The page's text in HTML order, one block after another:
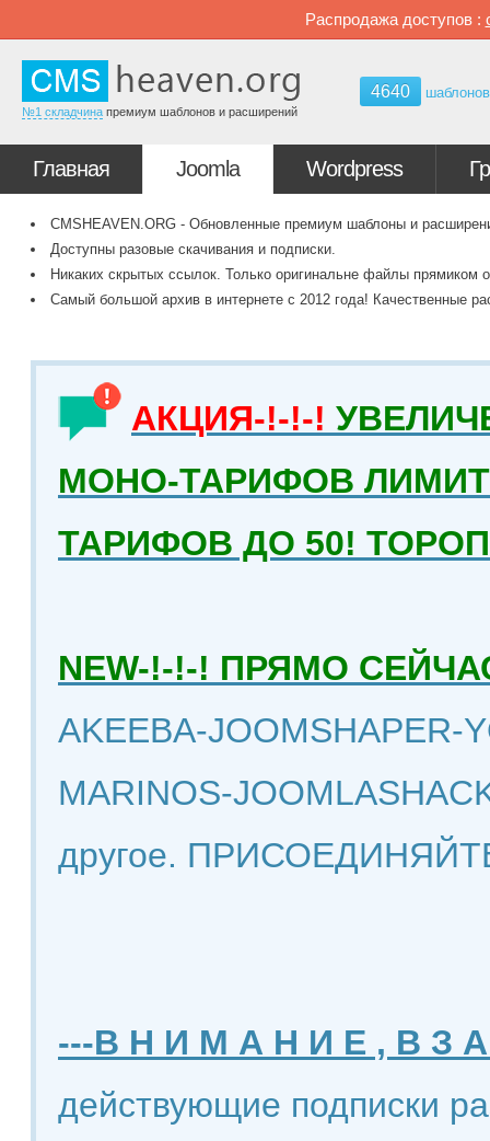
Распродажа доступов :
№1 складчина премиум шаблонов и расширений
4640 шаблонов
Главная Joomla Wordpress
CMSHEAVEN.ORG - Обновленные премиум шаблоны и
Доступны разовые скачивания и подписки.
Никаких скрытых ссылок. Только оригинальне файлы прямиком
Самый большой архив в интернете с 2012 года! Качественные
АКЦИЯ-!-!-!
МОНО-ТАРИФОВ
ТАРИФОВ ДО 50!
NEW-!-!-! ПРЯМО
AKEEBA-JOOMSHAPER-
MARINOS-
другое.
---В Н И М А Н И Е , В З
действующие подписки